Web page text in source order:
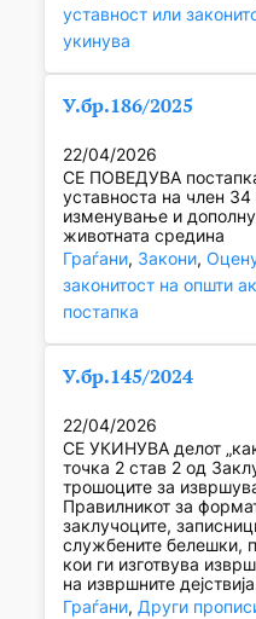
уставност или
укинува
У.бр.186/2025
22/04/2026
СЕ ПОВЕДУВА
уставноста на член 34
изменување и
животната средина
Граѓани, Закони,
законитост на општи
постапка
У.бр.145/2024
22/04/2026
СЕ УКИНУВА делот
точка 2 став 2 од
трошоците за
Правилникот за
заклучоците,
службените белешки,
кои ги изготвува
на извршните
Граѓани, Други